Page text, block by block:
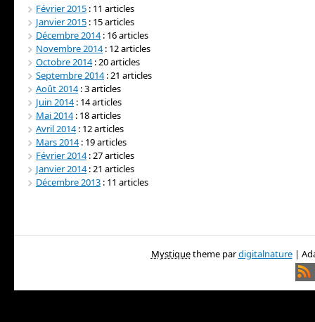
Février 2015 : 11 articles
Janvier 2015 : 15 articles
Décembre 2014: 16 articles
Novembre 2014: 12 articles
Octobre 2014: 20 articles
Septembre 2014: 21 articles
Août 2014: 3 articles
Juin 2014: 14 articles
Mai 2014: 18 articles
Avril 2014: 12 articles
Mars 2014: 19 articles
Février 2014: 27 articles
Janvier 2014: 21 articles
Décembre 2013 : 11 articles
Mystiquetheme pardigitalnature|